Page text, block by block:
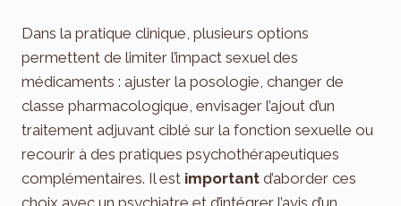
Dans la pratique clinique, plusieurs options
permettent de limiter l’impact sexuel des
médicaments : ajuster la posologie, changer de
classe pharmacologique, envisager l’ajout d’un
traitement adjuvant ciblé sur la fonction sexuelle ou
recourir à des pratiques psychothérapeutiques
complémentaires. Il est important d’aborder ces